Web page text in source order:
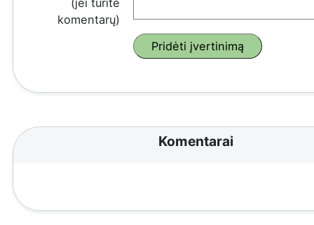
(jei turite
komentarų)
Komentarai